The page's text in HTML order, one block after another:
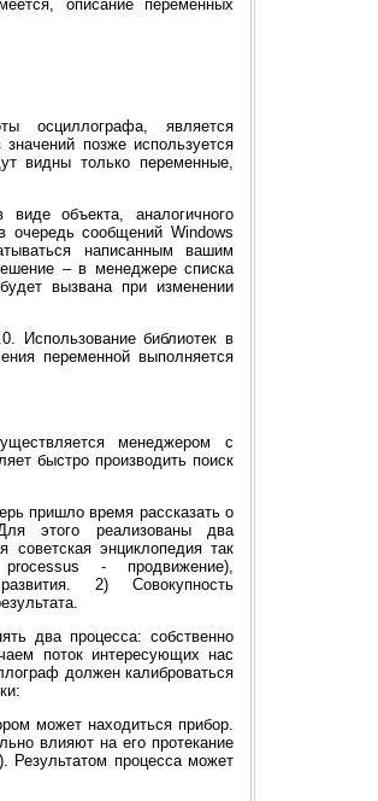
описание переменных
осциллографа, является
позже используется
видны только переменные,
виде объекта, аналогичного
очередь сообщений Windows
написанным вашим
– в менеджере списка
вызвана при изменении
Использование библиотек в
переменной выполняется
менеджером с
быстро производить поиск
пришло время рассказать о
этого реализованы два
энциклопедия так
- продвижение),
2) Совокупность
два процесса: собственно
поток интересующих нас
должен калиброваться
может находиться прибор.
влияют на его протекание
Результатом процесса может